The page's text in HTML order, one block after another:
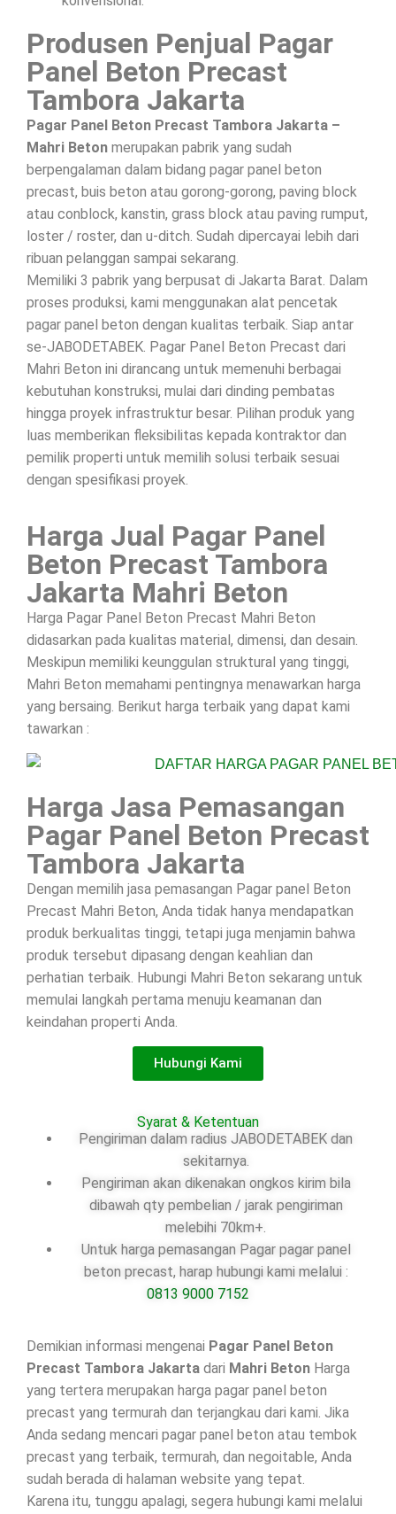
Produsen Penjual Pagar
Panel Beton Precast
Tambora Jakarta
Pagar Panel Beton Precast Tambora Jakarta –
Mahri Beton merupakan pabrik yang sudah
berpengalaman dalam bidang pagar panel beton
precast, buis beton atau gorong-gorong, paving block
atau conblock, kanstin, grass block atau paving rumput,
loster / roster, dan u-ditch. Sudah dipercayai lebih dari
ribuan pelanggan sampai sekarang.
Memiliki 3 pabrik yang berpusat di Jakarta Barat. Dalam
proses produksi, kami menggunakan alat pencetak
pagar panel beton dengan kualitas terbaik. Siap antar
se-JABODETABEK. Pagar Panel Beton Precast dari
Mahri Beton ini dirancang untuk memenuhi berbagai
kebutuhan konstruksi, mulai dari dinding pembatas
hingga proyek infrastruktur besar. Pilihan produk yang
luas memberikan fleksibilitas kepada kontraktor dan
pemilik properti untuk memilih solusi terbaik sesuai
dengan spesifikasi proyek.
Harga Jual Pagar Panel
Beton Precast Tambora
Jakarta Mahri Beton
Harga Pagar Panel Beton Precast Mahri Beton
didasarkan pada kualitas material, dimensi, dan desain.
Meskipun memiliki keunggulan struktural yang tinggi,
Mahri Beton memahami pentingnya menawarkan harga
yang bersaing. Berikut harga terbaik yang dapat kami
tawarkan :
Harga Jasa Pemasangan
Pagar Panel Beton Precast
Tambora Jakarta
Dengan memilih jasa pemasangan Pagar panel Beton
Precast Mahri Beton, Anda tidak hanya mendapatkan
produk berkualitas tinggi, tetapi juga menjamin bahwa
produk tersebut dipasang dengan keahlian dan
perhatian terbaik. Hubungi Mahri Beton sekarang untuk
memulai langkah pertama menuju keamanan dan
keindahan properti Anda.
Hubungi Kami
Syarat & Ketentuan
Pengiriman dalam radius JABODETABEK dan
sekitarnya.
Pengiriman akan dikenakan ongkos kirim bila
dibawah qty pembelian / jarak pengiriman
melebihi 70km+.
Untuk harga pemasangan Pagar pagar panel
beton precast, harap hubungi kami melalui :
0813 9000 7152
Demikian informasi mengenai Pagar Panel Beton
Precast Tambora Jakarta dari Mahri Beton Harga
yang tertera merupakan harga pagar panel beton
precast yang termurah dan terjangkau dari kami. Jika
Anda sedang mencari pagar panel beton atau tembok
precast yang terbaik, termurah, dan negoitable, Anda
sudah berada di halaman website yang tepat.
Karena itu, tunggu apalagi, segera hubungi kami melalui